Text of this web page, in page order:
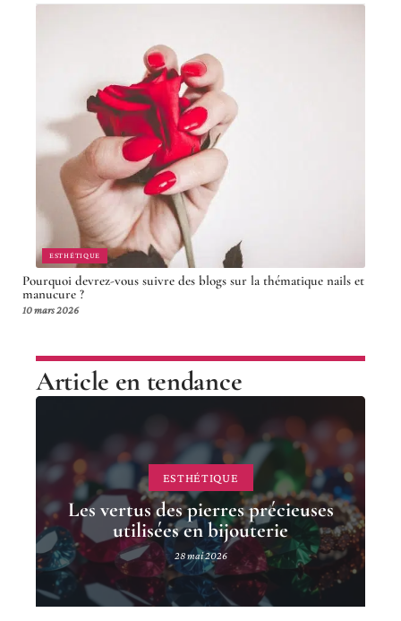
ESTHÉTIQUE
Pourquoi devrez-vous suivre des blogs sur la thématique nails et
manucure ?
10 mars 2026
Article en tendance
ESTHÉTIQUE
Les vertus des pierres précieuses
utilisées en bijouterie
28 mai 2026